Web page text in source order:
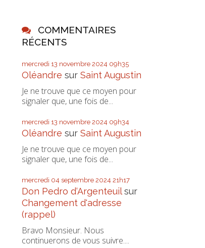
COMMENTAIRES
RÉCENTS
mercredi 13 novembre 2024 09h35
Oléandre sur Saint Augustin
Je ne trouve que ce moyen pour
signaler que, une fois de...
mercredi 13 novembre 2024 09h34
Oléandre sur Saint Augustin
Je ne trouve que ce moyen pour
signaler que, une fois de...
mercredi 04 septembre 2024 21h17
Don Pedro d‘Argenteuilsur
Changement d'adresse
(rappel)
Bravo Monsieur. Nous
continuerons de vous suivre....